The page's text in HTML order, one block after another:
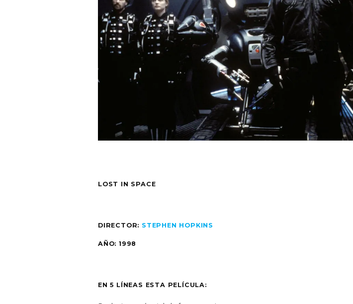
LOST IN SPACE
DIRECTOR: STEPHEN HOPKINS
AÑO: 1998
EN 5 LÍNEAS ESTA PELÍCULA: